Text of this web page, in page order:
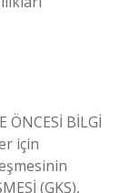
ÖNCESİ BİLGİ
için
(GKS),